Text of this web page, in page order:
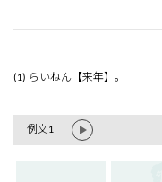
(1) らいねん【来年】。
例文1